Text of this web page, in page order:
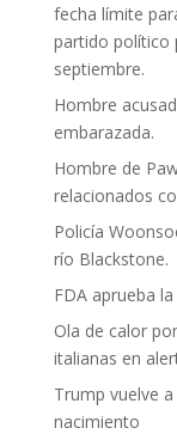
fecha límite
partido político
septiembre.
Hombre
embarazada.
Hombre de
relacionados
Policía
río Blackstone.
FDA aprueba
Ola de calor
italianas en
Trump vuelve
nacimiento